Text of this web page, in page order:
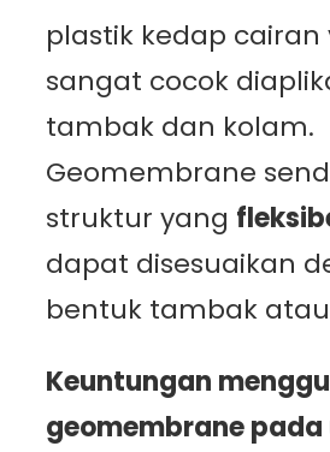
plastik kedap cairan
sangat cocok
tambak dan kolam.
Geomembrane
struktur yang
dapat disesuaikan
bentuk tambak
Keuntungan
geomembrane pada